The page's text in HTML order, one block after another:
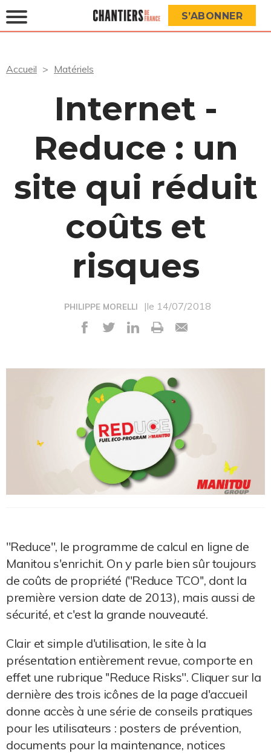
S’ABONNER
Accueil Matériels
Internet -
Reduce : un
site qui réduit
coûts et
risques
PHILIPPE MORELLI |le 14/07/2018
''Reduce'', le programme de calcul en ligne de
Manitou s'enrichit. On y parle bien sûr toujours
de coûts de propriété (''Reduce TCO'', dont la
première version date de 2013), mais aussi de
sécurité, et c'est la grande nouveauté.
Clair et simple d'utilisation, le site à la
présentation entièrement revue, comporte en
effet une rubrique ''Reduce Risks''. Cliquer sur la
dernière des trois icônes de la page d'accueil
donne accès à une série de conseils pratiques
pour les utilisateurs : posters de prévention,
documents pour la maintenance, notices